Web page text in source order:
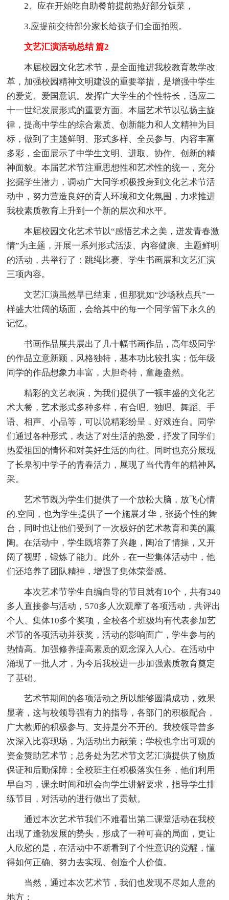
2、应在开始吃自助餐前提前热好部分饭菜，
3.应提前交待部分家长给孩子们全面拍照。
文艺汇演活动总结 篇2
本届校园文化艺术节，是全面推进我校教育教学改
革，加强校园精神文明建设的重要举措，是增强中学生
的爱党、爱国意识。发挥广大学生的个性特长，适应二
十一世纪发展形式的重要方面。本届艺术节以弘扬主旋
律，提高中学生的综合素质、创新能力和人文精神为目
标，做到了主题鲜明、形式多样、全员参与、内容丰富
多彩，全面展示了中学生文明、进取、协作、创新的精
神面貌。本届艺术节注重思想性和艺术性的统一，充分
挖掘学生潜力，调动广大同学积极投身到文化艺术节活
动中，努力营造良好的育人环境和文化氛围，力求推进
我校素质教育上升到一个新的层次和水平。
本届校园文化艺术节以“感悟艺术之美，迸发青春激
情”为主题，开展一系列形式活泼、内容健康、主题鲜明
的活动，共举行了：跳绳比赛、学生书画展和文艺汇演
三项内容。
文艺汇演虽然早已结束，但那犹如“沙场秋点兵”一
样盛大壮阔的场面，会给其中的每一个同学留下永久的
记忆。
书画作品展共展出了几十幅书画作品，高年级同学
的作品立意新颖，风格独特，基本功比较扎实；低年级
同学的作品想象力丰富，大胆奇特，童趣盎然。
精彩的文艺表演，为我们提供了一顿丰盛的文化艺
术大餐，艺术形式多种多样，有合唱、独唱、舞蹈、手
语、相声、小品等，可以说精彩纷呈，好戏连台。同学
们通过各种形式，表达了对生活的热爱，抒发了同学们
热爱祖国的情怀和对美好生活的向往。同时也充分展现
了长皋初中学子的青春活力，展现了当代青年的精神风
采。
艺术节既为学生们提供了一个放松大脑，放飞心情
的.空间，也为学生提供了一个施展才华，张扬个性的舞
台，同时也让他们受到了一次极好的艺术教育和美的熏
陶。在活动中，学生既培养了兴趣，陶冶了情操，又开
阔了视野，锻炼了能力。此外，在一些集体活动中，他
们还培养了团队精神，增强了集体荣誉感。
本次艺术节学生自编自导的节目就有10个，共有340
多人直接参与活动，570多人次观摩了各项活动，共评出
个人、集体10多个奖项，全校各个班级均有代表参加艺
术节的各项活动并获奖，活动的影响面广，学生参与的
热情高。加强修养提高素质的观念深入人心。在活动中
涌现了一批人才，为今后我校进一步加强素质教育奠定
了基础。
艺术节期间的各项活动之所以能够圆满成功，效果
显著，这与校领导强有力的指导，各部门的积极配合，
广大教师的积极参与、支持是分不开的。我校领导曾多
次深入比赛现场，为活动出力献策；学校也拿出可观的
资金赞助艺术节；总务处为艺术节文艺汇演提供了物质
保证和后勤保障；全校班主任积极落实任务，他们利用
早自习，课余时间和班会向学生讲解要求，指导学生排
练节目，对活动的进行做出了贡献。
通过本次艺术节我们不难看出第二课堂活动在我校
出现了逢勃发展的势头，形成了一种可喜的局面，更让
人欣慰的是，在活动中不断看到了个性意识的觉醒，懂
得如何正确、努力去实现、创造个人价值。
当然，通过本次艺术节，我们也发现不尽如人意的
地方：